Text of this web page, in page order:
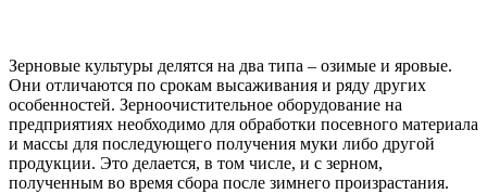
Зерновые культуры делятся на два типа – озимые и яровые.
Они отличаются по срокам высаживания и ряду других
особенностей. Зерноочистительное оборудование на
предприятиях необходимо для обработки посевного материала
и массы для последующего получения муки либо другой
продукции. Это делается, в том числе, и с зерном,
полученным во время сбора после зимнего произрастания.